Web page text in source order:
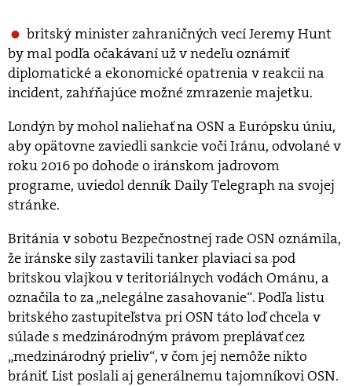
britský minister zahraničných vecí Jeremy Hunt
by mal podľa očakávaní už v nedeľu oznámiť
diplomatické a ekonomické opatrenia v reakcii na
incident, zahŕňajúce možné zmrazenie majetku.
Londýn by mohol naliehať na OSN a Európsku úniu,
aby opätovne zaviedli sankcie voči Iránu, odvolané v
roku 2016 po dohode o iránskom jadrovom
programe, uviedol denník Daily Telegraph na svojej
stránke.
Británia v sobotu Bezpečnostnej rade OSN oznámila,
že iránske sily zastavili tanker plaviaci sa pod
britskou vlajkou v teritoriálnych vodách Ománu, a
označila to za „nelegálne zasahovanie“. Podľa listu
britského zastupiteľstva pri OSN táto loď chcela v
súlade s medzinárodným právom preplávať cez
„medzinárodný prieliv“, v čom jej nemôže nikto
brániť. List poslali aj generálnemu tajomníkovi OSN.